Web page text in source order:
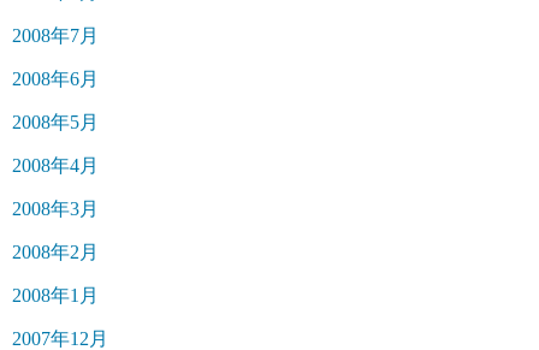
2008年7月
2008年6月
2008年5月
2008年4月
2008年3月
2008年2月
2008年1月
2007年12月